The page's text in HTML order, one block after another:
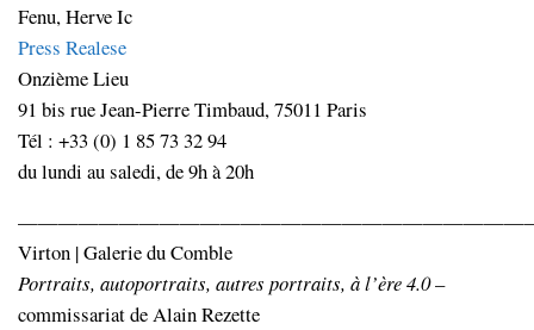
Fenu, Herve Ic
Press Realese
Onzième Lieu
91 bis rue Jean-Pierre Timbaud, 75011 Paris
Tél : +33 (0) 1 85 73 32 94
du lundi au saledi, de 9h à 20h
Virton | Galerie du Comble
Portraits, autoportraits, autres portraits, à l’ère 4.0–
commissariat de Alain Rezette